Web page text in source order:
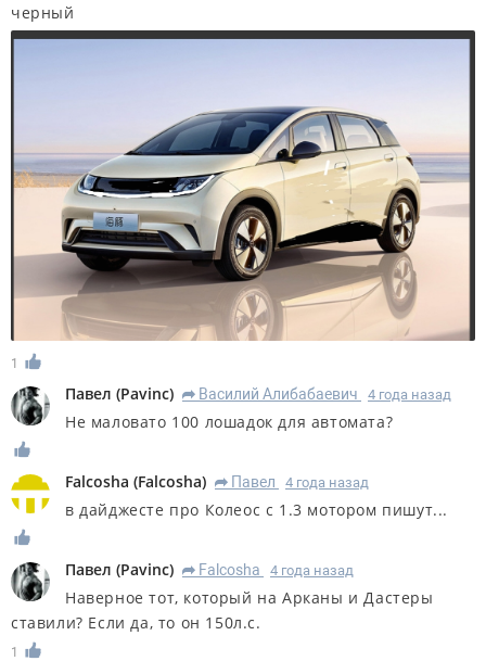
черный
1
Павел (Pavinc) R Василий Алибабаевич 4 года назад
Не маловато 100 лошадок для автомата?
Falcosha (Falcosha) R Павел 4 года назад
в дайджесте про Колеос с 1.3 мотором пишут...
Павел (Pavinc) R Falcosha 4 года назад
Наверное тот, который на Арканы и Дастеры
ставили? Если да, то он 150л.с.
1